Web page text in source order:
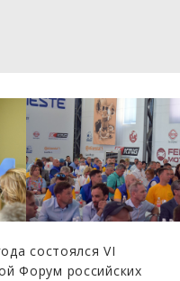
состоялся VI
Форум российских